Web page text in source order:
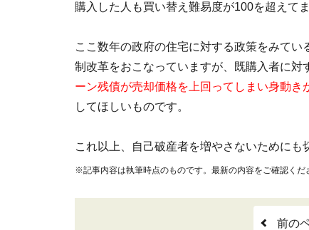
購入した人も買い替え難易度が100を超えてま
ここ数年の政府の住宅に対する政策をみて
制改革をおこなっていますが、既購入者に対
ーン残債が売却価格を上回ってしまい身動
してほしいものです。
これ以上、自己破産者を増やさないためにも
※記事内容は執筆時点のものです。最新の内容をご確認くだ
前の